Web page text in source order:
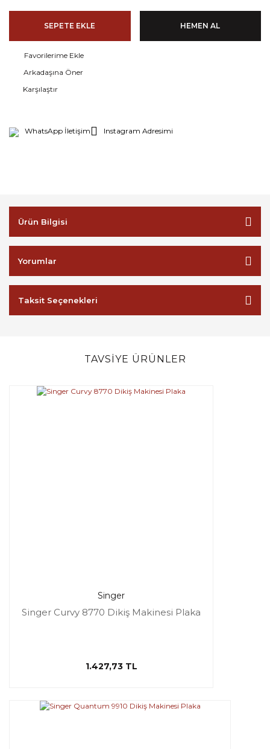
SEPETE EKLE HEMEN AL
Arkadaşına Öner
Karşılaştır
WhatsApp İletişim Instagram Adresimi
Ürün Bilgisi
Yorumlar
Taksit Seçenekleri
TAVSİYE ÜRÜNLER
Singer
Singer Curvy 8770 Dikiş Makinesi Plaka
1.427,73 TL